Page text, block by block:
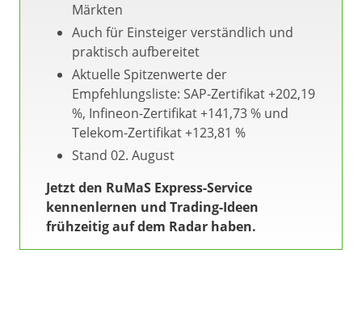
Märkten
Auch für Einsteiger verständlich und
praktisch aufbereitet
Aktuelle Spitzenwerte der
Empfehlungsliste: SAP-Zertifikat +202,19
%, Infineon-Zertifikat +141,73 % und
Telekom-Zertifikat +123,81 %
Stand 02. August
Jetzt den RuMaS Express-Service
kennenlernen und Trading-Ideen
frühzeitig auf dem Radar haben.